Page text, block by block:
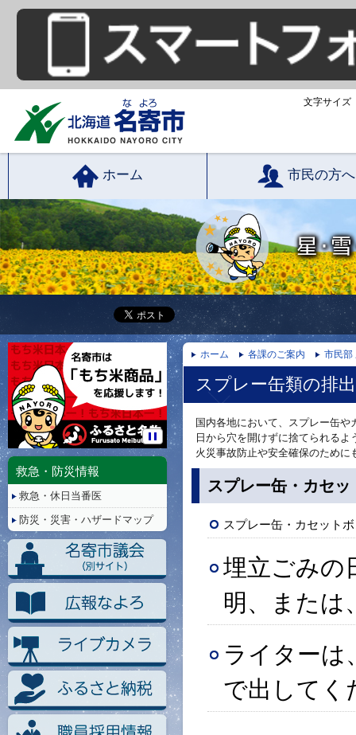
文字サイズ
ホーム 市民の方へ
ホーム 各課のご案内 市民部
スプレー缶類の排
国内各地において、スプレー缶
日から穴を開けずに捨てられる
火災事故防止や安全確保のため
スプレー缶・カセ
スプレー缶・カセット
埋立ごみの
明、または
ライターは
で出してく
停
救急・防災情報
救急・休日当番医
防災・災害・ハザードマップ